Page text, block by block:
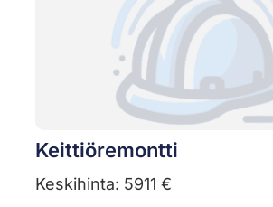
Keittiöremontti
Keskihinta: 5911 €